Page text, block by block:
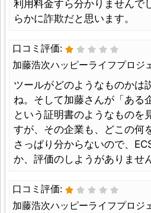
利用料金すら分かりませんで
らかに詐欺だと思います。
口コミ評価:
加藤浩次ハッピーライフプロジ
ツールがどのようなものかは
ね。そして加藤さんが「ある
という証明書のようなものを
すが、その企業も、どこの何
さっぱり分からないので、
か、評価のしようがありませ
口コミ評価:
加藤浩次ハッピーライフプロジ